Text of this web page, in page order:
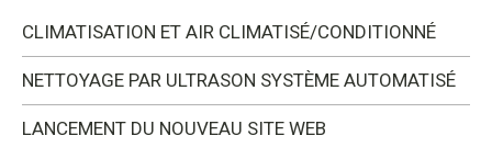
CLIMATISATION ET AIR CLIMATISÉ/CONDITIONNÉ
NETTOYAGE PAR ULTRASON SYSTÈME AUTOMATISÉ
LANCEMENT DU NOUVEAU SITE WEB